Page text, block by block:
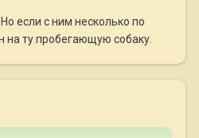
если с ним несколько по
ту пробегающую собаку.